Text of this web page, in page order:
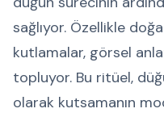
sağlıyor. Özellikle
kutlamalar, görsel
topluyor. Bu ritüel,
olarak kutsamanın